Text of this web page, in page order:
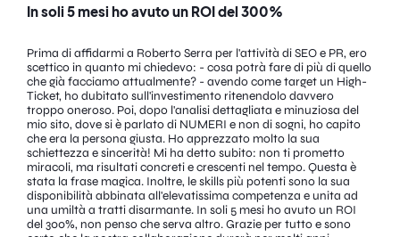
In soli 5 mesi ho avuto un ROI del 300%
Prima di affidarmi a Roberto Serra per l'attività di SEO e PR, ero
scettico in quanto mi chiedevo: - cosa potrà fare di più di quello
che già facciamo attualmente? - avendo come target un High-
Ticket, ho dubitato sull'investimento ritenendolo davvero
troppo oneroso. Poi, dopo l'analisi dettagliata e minuziosa del
mio sito, dove si è parlato di NUMERI e non di sogni, ho capito
che era la persona giusta. Ho apprezzato molto la sua
schiettezza e sincerità! Mi ha detto subito: non ti prometto
miracoli, ma risultati concreti e crescenti nel tempo. Questa è
stata la frase magica. Inoltre, le skills più potenti sono la sua
disponibilità abbinata all'elevatissima competenza e unita ad
una umiltà a tratti disarmante. In soli 5 mesi ho avuto un ROI
del 300%, non penso che serva altro. Grazie per tutto e sono